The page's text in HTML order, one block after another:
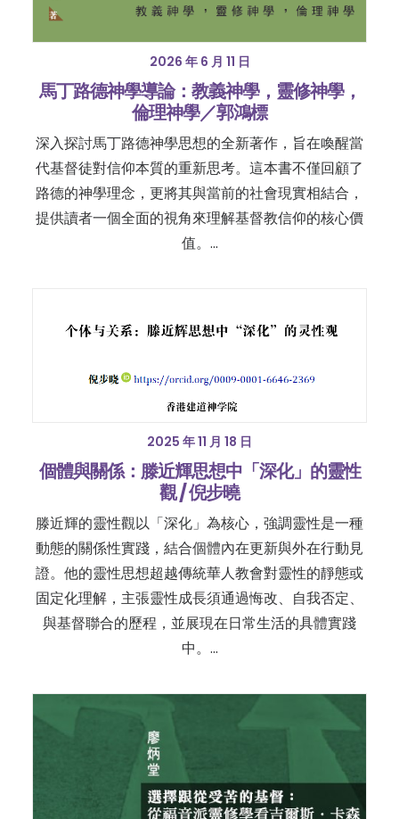
2026 年 6 月 11 日
馬丁路德神學導論：教義神學，靈修神學，
倫理神學／郭鴻標
深入探討馬丁路德神學思想的全新著作，旨在喚醒當
代基督徒對信仰本質的重新思考。這本書不僅回顧了
路德的神學理念，更將其與當前的社會現實相結合，
提供讀者一個全面的視角來理解基督教信仰的核心價
值。…
2025 年 11 月 18 日
個體與關係：滕近輝思想中「深化」的靈性
觀 / 倪步曉
滕近輝的靈性觀以「深化」為核心，強調靈性是一種
動態的關係性實踐，結合個體內在更新與外在行動見
證。他的靈性思想超越傳統華人教會對靈性的靜態或
固定化理解，主張靈性成長須通過悔改、自我否定、
與基督聯合的歷程，並展現在日常生活的具體實踐
中。…